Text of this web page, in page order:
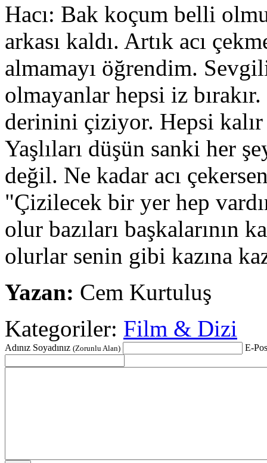
Hacı: Bak koçum belli
arkası kaldı. Artık acı
almamayı öğrendim.
olmayanlar hepsi iz
derinini çiziyor. Hepsi
Yaşlıları düşün sanki her
değil. Ne kadar acı
"Çizilecek bir yer hep
olur bazıları başkalarının
olurlar senin gibi kazına
Yazan: Cem Kurtuluş
Kategoriler: Film & Dizi
Adınız Soyadınız (Zorunlu Alan) E-